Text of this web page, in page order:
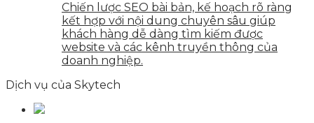
Chiến lược SEO bài bản, kế hoạch rõ ràng
kết hợp với nội dung chuyên sâu giúp
khách hàng dễ dàng tìm kiếm được
website và các kênh truyền thông của
doanh nghiệp.
Dịch vụ của Skytech